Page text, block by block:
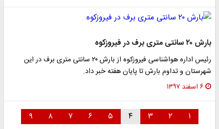
بارش ۲۰ سانتی متری برف در فیروزکوه
رئیس اداره هواشناسی فیروزکوه از بارش ۲۰ سانتی متری برف در این
شهرستان و تداوم بارش تا پایان هفته خبر داد.
۶ اسفند ۱۳۹۷
۱ ۲ ۳ ۴ ۵ ۶ ۷ ۸ ۹